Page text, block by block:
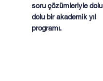
soru çözümleriyle dolu
dolu bir akademik yıl
programı.